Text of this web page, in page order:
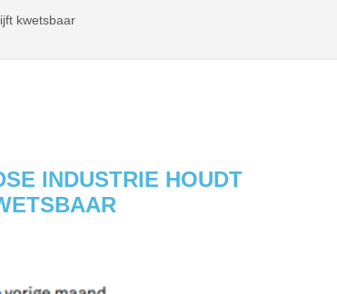
kwetsbaar
INDUSTRIE HOUDT